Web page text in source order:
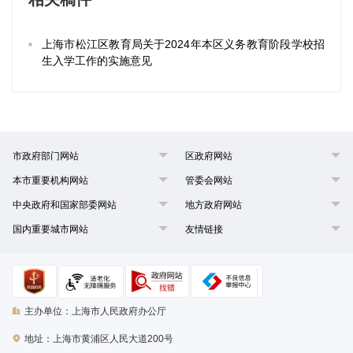
上海市松江区教育局关于2024年本区义务教育阶段学校招
生入学工作的实施意见
市政府部门网站 区政府网站
本市重要机构网站 管委会网站
中央政府和国家部委网站 地方政府网站
国内重要城市网站 友情链接
主办单位：上海市人民政府办公厅
地址：上海市黄浦区人民大道200号